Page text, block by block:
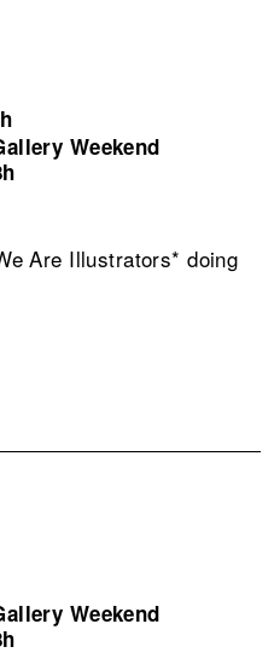
Weekend
Are Illustrators* doing
Weekend